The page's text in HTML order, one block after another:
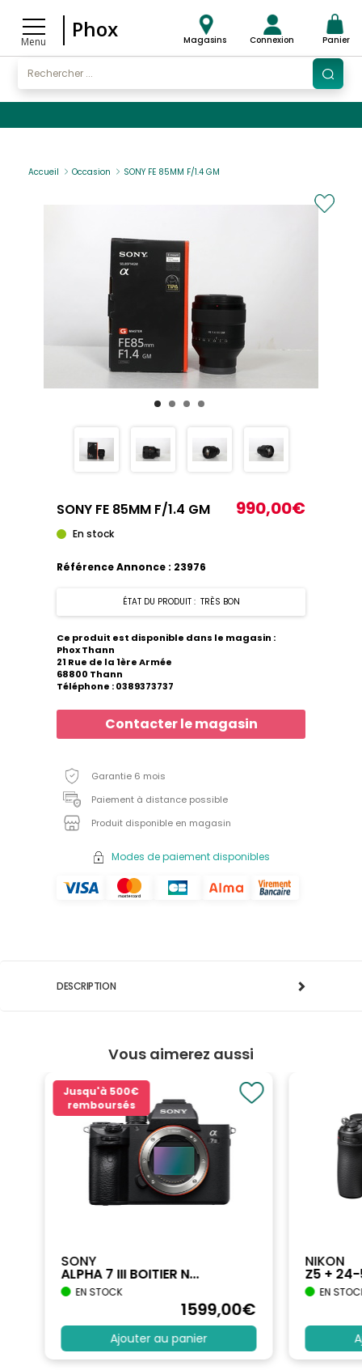
Menu
Phox Magasins Connexion Panier
Accueil Occasion SONY FE 85MM F/1.4 GM
SONY FE 85MM F/1.4 GM 990,00€
En stock
Référence Annonce : 23976
ÉTAT DU PRODUIT : TRÈS BON
Ce produit est disponible dans le magasin :
Phox Thann
21 Rue de la 1ère Armée
68800 Thann
Téléphone : 0389373737
Contacter le magasin
Garantie 6 mois
Paiement à distance possible
Produit disponible en magasin
Modes de paiement disponibles
DESCRIPTION
Vous aimerez aussi
Jusqu'à 500€
remboursés
SONY
ALPHA 7 III BOITIER N...
EN STOCK
1599,00€
Ajouter au panier
NIKON
Z5 +
EN